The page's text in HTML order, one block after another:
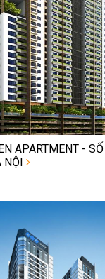
APARTMENT -
NỘI